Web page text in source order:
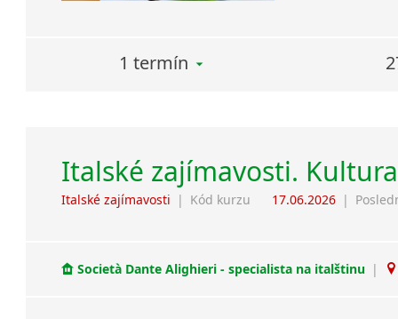
1 termín
Italské zajímavosti.
Italské zajímavosti | Kód kurzu 17.06.2026 |
Società Dante Alighieri - specialista na italštinu |